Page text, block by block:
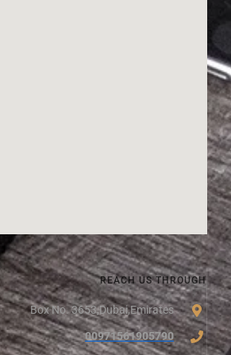
REACH US THROUGH
Box No. 3653,Dubai,Emirates
00971561905790